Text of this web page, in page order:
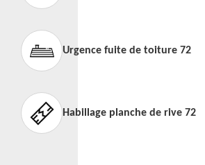
Urgence fuite de toiture 72
Habillage planche de rive 72